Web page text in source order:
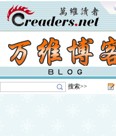
搜索>>